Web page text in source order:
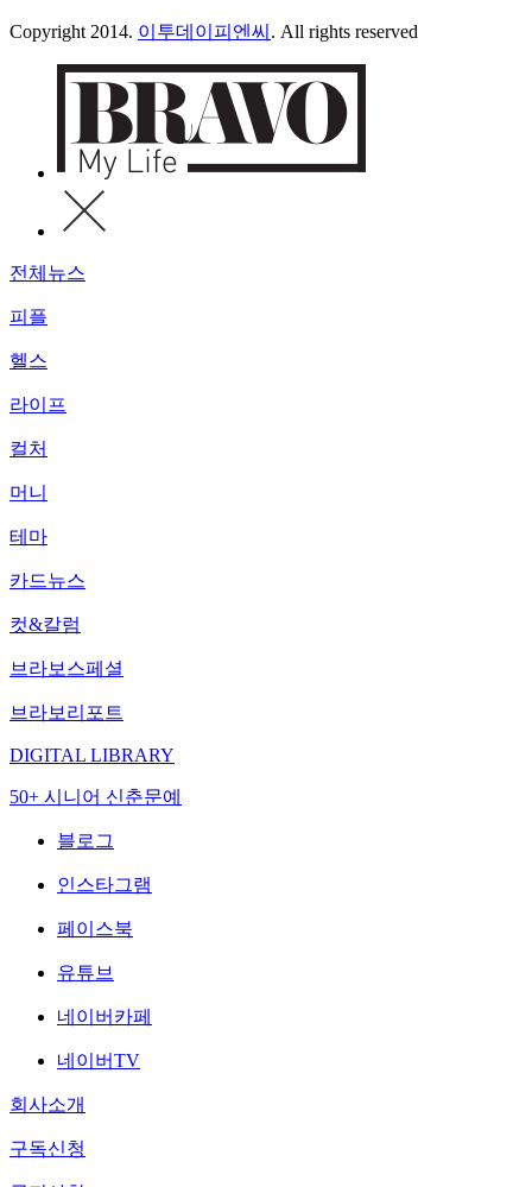
Copyright 2014. 이투데이피엔씨 . All rights reserved
전체뉴스
피플
헬스
라이프
컬처
머니
테마
카드뉴스
컷&칼럼
브라보스페셜
브라보리포트
DIGITAL LIBRARY
50+ 시니어 신춘문예
블로그
인스타그램
페이스북
유튜브
네이버카페
네이버TV
회사소개
구독신청